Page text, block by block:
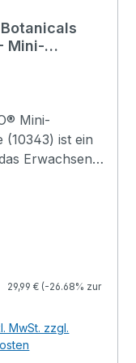
Botanicals
Mini-
Mini-
(10343) ist ein
Erwachsene
und ein
der nie
werden muss.
Regulärer Preis:
29,99 € (-26.68% zur
MwSt. zzgl.